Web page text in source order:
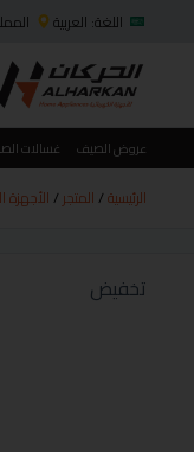
اللغة: العربية
عروض الصيف غسالات
الرئيسية/ المتجر / الأجهزة
تخفيض